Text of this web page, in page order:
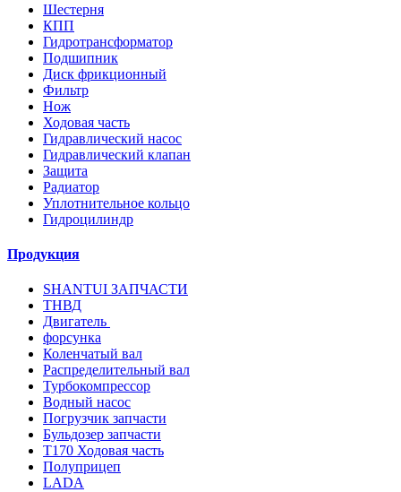
Шестерня
КПП
Гидротрансформатор
Подшипник
Диск фрикционный
Фильтр
Нож
Ходовая часть
Гидравлический насос
Гидравлический клапан
Защита
Радиатор
Уплотнительное кольцо
Гидроцилиндр
Продукция
SHANTUI ЗАПЧАСТИ
ТНВД
Двигатель
форсунка
Коленчатый вал
Распределительный вал
Турбокомпрессор
Водный насос
Погрузчик запчасти
Бульдозер запчасти
T170 Ходовая часть
Полуприцеп
LADA